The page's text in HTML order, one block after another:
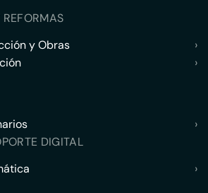
y Obras
›
›
›
DIGITAL
›